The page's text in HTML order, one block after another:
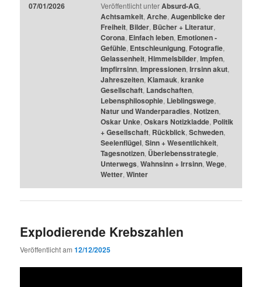
07/01/2026 Veröffentlicht unter Absurd-AG,
Achtsamkeit, Arche, Augenblicke der
Freiheit, Bilder, Bücher + Literatur,
Corona, Einfach leben, Emotionen -
Gefühle, Entschleunigung, Fotografie,
Gelassenheit, Himmelsbilder, Impfen,
Impfirrsinn, Impressionen, Irrsinn akut,
Jahreszeiten, Klamauk, kranke
Gesellschaft, Landschaften,
Lebensphilosophie, Lieblingswege,
Natur und Wanderparadies, Notizen,
Oskar Unke, Oskars Notizkladde, Politik
+ Gesellschaft, Rückblick, Schweden,
Seelenflügel, Sinn + Wesentlichkeit,
Tagesnotizen, Überlebensstrategie,
Unterwegs, Wahnsinn + Irrsinn, Wege,
Wetter, Winter
Explodierende Krebszahlen
Veröffentlicht am12/12/2025